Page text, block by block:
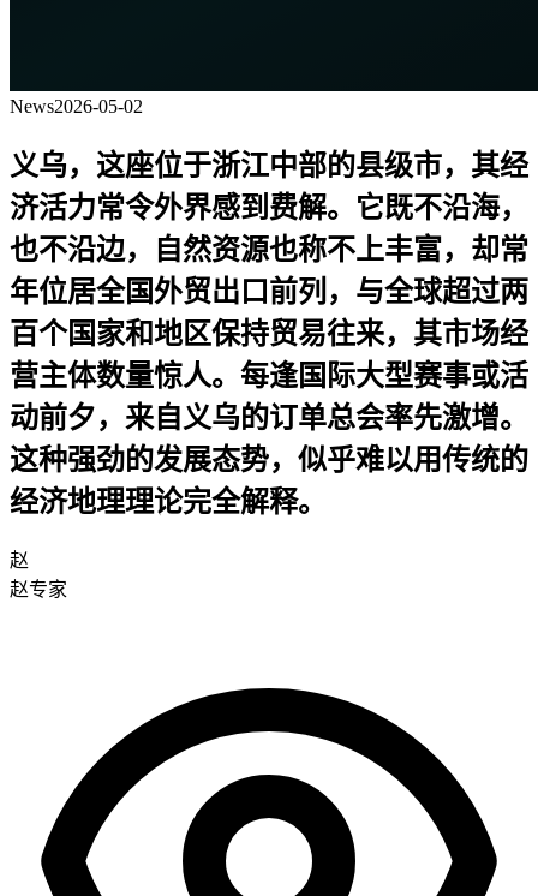
News2026-05-02
义乌，这座位于浙江中部的县级市，其经
济活力常令外界感到费解。它既不沿海，
也不沿边，自然资源也称不上丰富，却常
年位居全国外贸出口前列，与全球超过两
百个国家和地区保持贸易往来，其市场经
营主体数量惊人。每逢国际大型赛事或活
动前夕，来自义乌的订单总会率先激增。
这种强劲的发展态势，似乎难以用传统的
经济地理理论完全解释。
赵
赵专家